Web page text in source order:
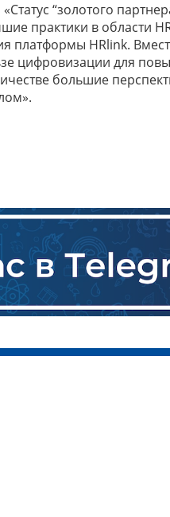
“золотого
практики в области
платформы HRlink.
цифровизации для
большие